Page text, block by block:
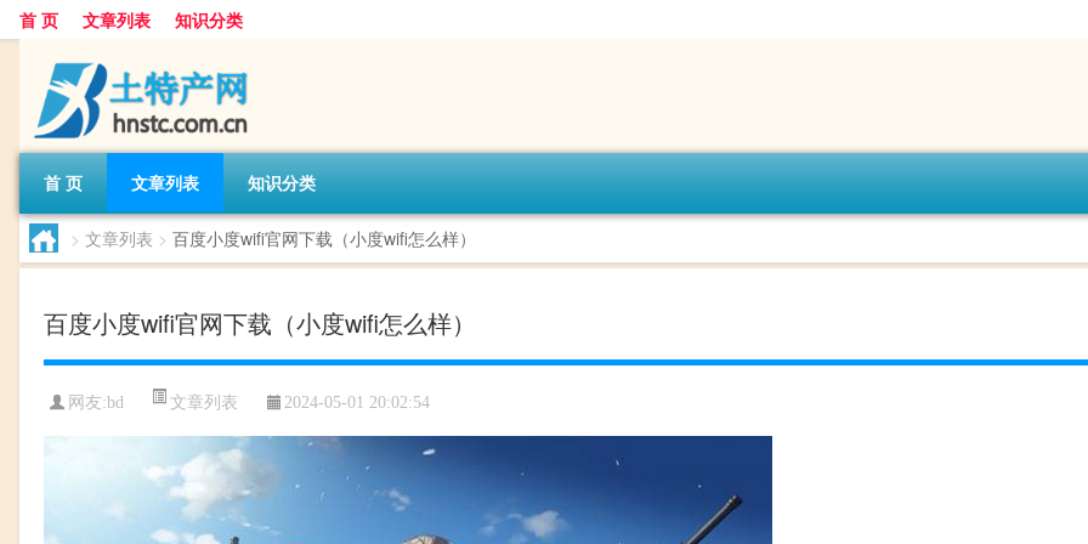
首 页 文章列表 知识分类
首 页 文章列表 知识分类
> 文章列表 > 百度小度wifi官网下载（小度wifi怎么样）
百度小度wifi官网下载（小度wifi怎么样）
网友:bd 文章列表 2024-05-01 20:02:54